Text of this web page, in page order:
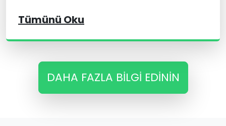
Tümünü Oku
DAHA FAZLA BILGI EDININ